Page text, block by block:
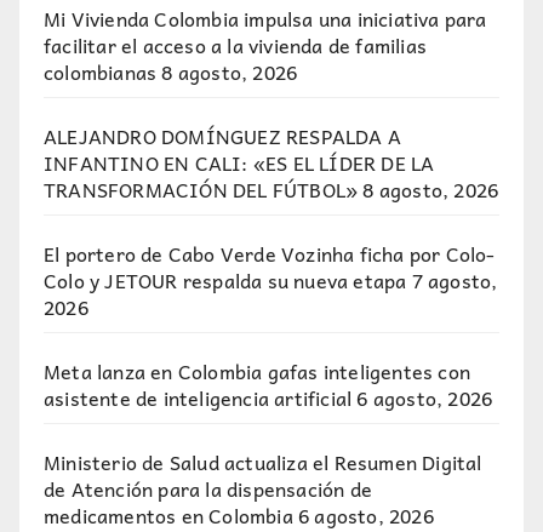
Mi Vivienda Colombia impulsa una iniciativa para
facilitar el acceso a la vivienda de familias
colombianas 8 agosto, 2026
ALEJANDRO DOMÍNGUEZ RESPALDA A
INFANTINO EN CALI: «ES EL LÍDER DE LA
TRANSFORMACIÓN DEL FÚTBOL»8 agosto, 2026
El portero de Cabo Verde Vozinha ficha por Colo-
Colo y JETOUR respalda su nueva etapa7 agosto,
2026
Meta lanza en Colombia gafas inteligentes con
asistente de inteligencia artificial 6 agosto, 2026
Ministerio de Salud actualiza el Resumen Digital
de Atención para la dispensación de
medicamentos en Colombia6 agosto, 2026